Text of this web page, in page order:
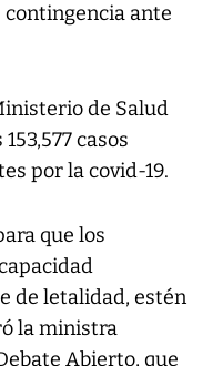
ante
de Salud
casos
por la covid-19.
que los
de letalidad, estén
la ministra
Abierto, que